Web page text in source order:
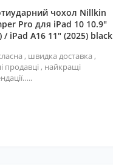
чохол Nillkin
Pro для iPad 10 10.9"
/ iPad A16 11" (2025) black
, швидка доставка ,
продавці , найкращі